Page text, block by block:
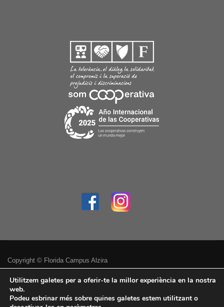
Copyright © Florida Campus Alzira
Política de privacitat
Avís legal
Utilitzem galetes per a oferir-te la millor experiència en la nostra
web.
Podeu esbrinar més sobre quines galetes estem utilitzant o